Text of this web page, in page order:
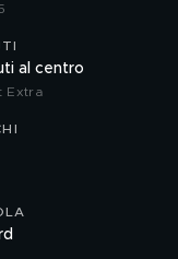
al centro
Extra